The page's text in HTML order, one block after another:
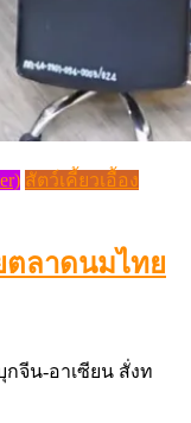
สัตว์เคี้ยวเอื้อง
ตลาดนมไทย
กจีน-อาเซียน สั่งท